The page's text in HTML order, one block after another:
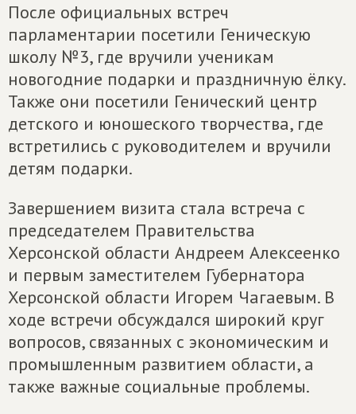
После официальных встреч
парламентарии посетили Геническую
школу №3, где вручили ученикам
новогодние подарки и праздничную ёлку.
Также они посетили Генический центр
детского и юношеского творчества, где
встретились с руководителем и вручили
детям подарки.
Завершением визита стала встреча с
председателем Правительства
Херсонской области Андреем Алексеенко
и первым заместителем Губернатора
Херсонской области Игорем Чагаевым. В
ходе встречи обсуждался широкий круг
вопросов, связанных с экономическим и
промышленным развитием области, а
также важные социальные проблемы.